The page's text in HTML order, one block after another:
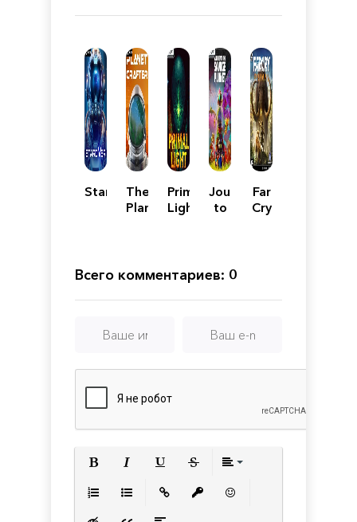
Stardiver
The
Planet
Primal
Light
Journey
to
Far
Cry
Всего комментариев: 0